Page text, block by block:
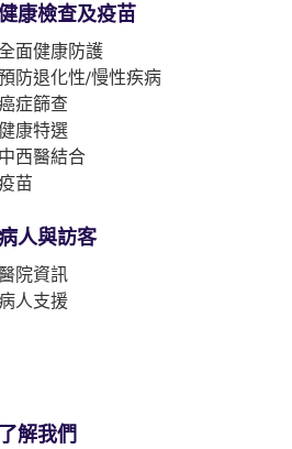
康檢查及疫苗
面健康防護
防退化性/慢性疾病
症篩查
康特選
中西醫結合
苗
人與訪客
院資訊
人支援
了解我們